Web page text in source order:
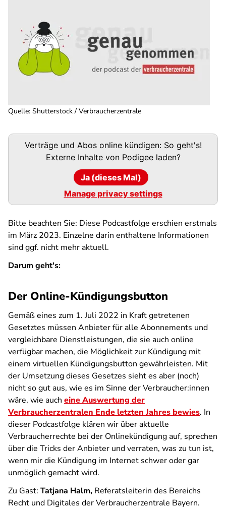
Quelle: Shutterstock / Verbraucherzentrale
Podigee-Verträge und Abos online kündigen: So geht's!
Externe Inhalte von Podigeeladen?
Ja (dieses Mal)
Manage privacy settings
Bitte beachten Sie: Diese Podcastfolge erschien erstmals
im März 2023. Einzelne darin enthaltene Informationen
sind ggf. nicht mehr aktuell.
Darum geht's:
Der Online-Kündigungsbutton
Gemäß eines zum 1. Juli 2022 in Kraft getretenen
Gesetztes müssen Anbieter für alle Abonnements und
vergleichbare Dienstleistungen, die sie auch online
verfügbar machen, die Möglichkeit zur Kündigung mit
einem virtuellen Kündigungsbutton gewährleisten. Mit
der Umsetzung dieses Gesetzes sieht es aber (noch)
nicht so gut aus, wie es im Sinne der Verbraucher:innen
wäre, wie auch eine Auswertung der
Verbraucherzentralen Ende letzten Jahres bewies. In
dieser Podcastfolge klären wir über aktuelle
Verbraucherrechte bei der Onlinekündigung auf, sprechen
über die Tricks der Anbieter und verraten, was zu tun ist,
wenn mir die Kündigung im Internet schwer oder gar
unmöglich gemacht wird.
Zu Gast: Tatjana Halm, Referatsleiterin des Bereichs
Recht und Digitales der Verbraucherzentrale Bayern.